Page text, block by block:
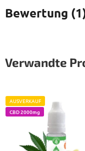
Bewertung
Verwandte
AUSVERKAUF
CBD 2000mg